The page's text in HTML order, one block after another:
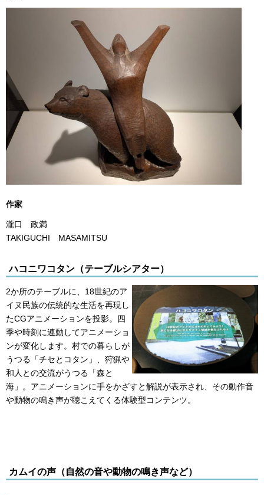
作家
瀧口 政満
TAKIGUCHI MASAMITSU
ハコニワコタン（テーブルシアター）
2か所のテーブルに、18世紀のア
イヌ民族の伝統的な生活を再現し
たCGアニメーションを投影。四
季や時刻に連動してアニメーショ
ンが変化します。村での暮らしが
うつる「チセとコタン」、狩猟や
和人との交流がうつる「森と
海」。アニメーションに手をかざすと解説が表示され、その動作音
や動物の鳴き声が聴こえてくる体験型コンテンツ。
カムイの声（自然の音や動物の鳴き声など）